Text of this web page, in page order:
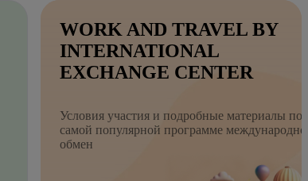
WORK AND TRAVEL BY
INTERNATIONAL
EXCHANGE CENTER
Условия участия и подробные материалы по
самой популярной программе
обмен